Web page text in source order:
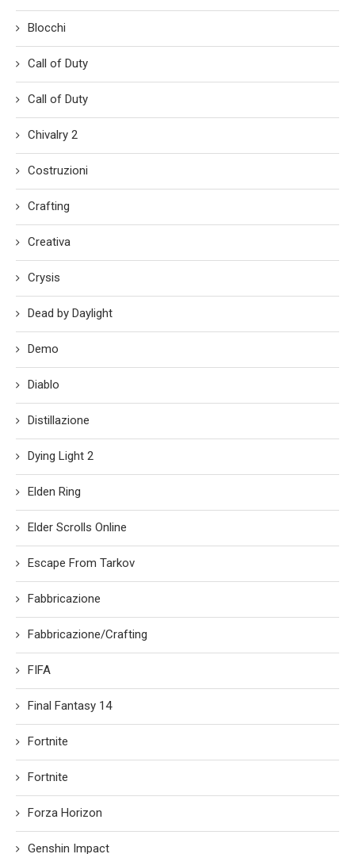
Blocchi
Call of Duty
Call of Duty
Chivalry 2
Costruzioni
Crafting
Creativa
Crysis
Dead by Daylight
Demo
Diablo
Distillazione
Dying Light 2
Elden Ring
Elder Scrolls Online
Escape From Tarkov
Fabbricazione
Fabbricazione/Crafting
FIFA
Final Fantasy 14
Fortnite
Fortnite
Forza Horizon
Genshin Impact